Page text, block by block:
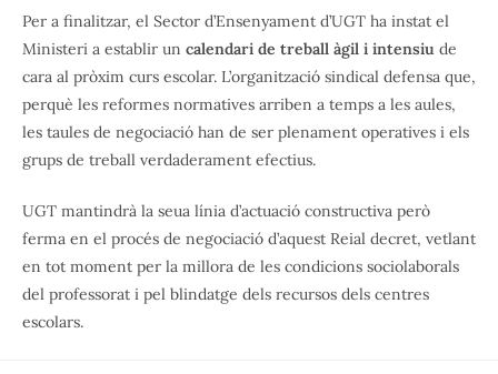
Per a finalitzar, el Sector d’Ensenyament d’UGT ha instat el
Ministeri a establir un calendari de treball àgil i intensiu de
cara al pròxim curs escolar. L’organització sindical defensa que,
perquè les reformes normatives arriben a temps a les aules,
les taules de negociació han de ser plenament operatives i els
grups de treball verdaderament efectius.
UGT mantindrà la seua línia d’actuació constructiva però
ferma en el procés de negociació d’aquest Reial decret, vetlant
en tot moment per la millora de les condicions sociolaborals
del professorat i pel blindatge dels recursos dels centres
escolars.